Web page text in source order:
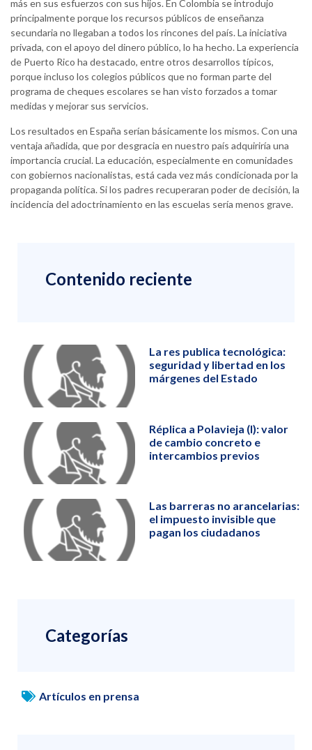
más en sus esfuerzos con sus hijos. En Colombia se introdujo
principalmente porque los recursos públicos de enseñanza
secundaria no llegaban a todos los rincones del país. La iniciativa
privada, con el apoyo del dinero público, lo ha hecho. La experiencia
de Puerto Rico ha destacado, entre otros desarrollos típicos,
porque incluso los colegios públicos que no forman parte del
programa de cheques escolares se han visto forzados a tomar
medidas y mejorar sus servicios.
Los resultados en España serían básicamente los mismos. Con una
ventaja añadida, que por desgracia en nuestro país adquiriría una
importancia crucial. La educación, especialmente en comunidades
con gobiernos nacionalistas, está cada vez más condicionada por la
propaganda política. Si los padres recuperaran poder de decisión, la
incidencia del adoctrinamiento en las escuelas sería menos grave.
Contenido reciente
La res publica tecnológica:
seguridad y libertad en los
márgenes del Estado
Réplica a Polavieja (I): valor
de cambio concreto e
intercambios previos
Las barreras no arancelarias:
el impuesto invisible que
pagan los ciudadanos
Categorías
Artículos en prensa